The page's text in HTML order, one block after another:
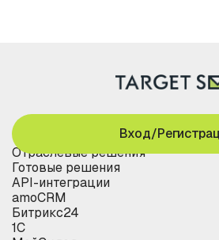
Отраслевые решения
Готовые решения
API-интеграции
amoCRM
Битрикс24
1С
Вход/